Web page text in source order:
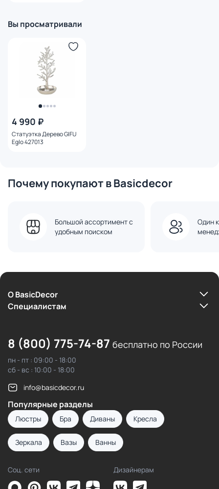
Вы просматривали
4 990 ₽
Статуэтка Дерево GIFU
Eglo 427013
Почему покупают в Basicdecor
Большой ассортимент с
удобным поиском
Один
О BasicDecor
Cпециалистам
8 (800) 775-74-87 бесплатно по России
пн - пт : 09:00 - 18:00
сб - вс : 10:00 - 18:00
info@basicdecor.ru
Популярные разделы
Люстры Бра Диваны Кресла
Зеркала Вазы Ванны
Соц. сети Дизайнерам